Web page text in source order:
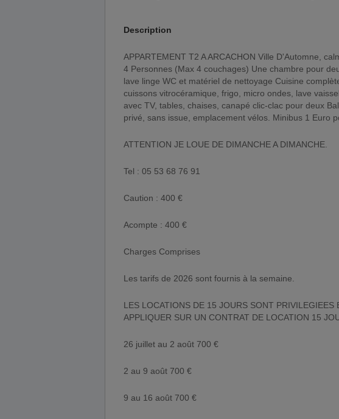
Description
APPARTEMENT T2 A ARCACHON Ville D'Automne, calme, proximité plages et commerces De 2 à
4 Personnes (Max 4 couchages) Une chambre pour
lave linge WC et matériel de nettoyage Cuisine
cuissons vitrocéramique, frigo, micro ondes, lave
avec TV, tables, chaises, canapé clic-clac pour deux
privé, sans issue, emplacement vélos. Minibus 1 Euro
ATTENTION JE LOUE DE DIMANCHE A DIMANCHE.
Tel : 05 53 68 76 91
Caution : 400 €
Acompte : 400 €
Charges Comprises
Les tarifs de 2026 sont fournis à la semaine.
LES LOCATIONS DE 15 JOURS SONT
APPLIQUER SUR UN CONTRAT DE LOCATION 15
26 juillet au 2 août 700 €
2 au 9 août 700 €
9 au 16 août 700 €